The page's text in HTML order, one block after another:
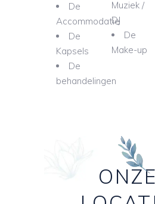
De
Accommodatie
De
Kapsels
De
behandelingen
Muziek /
DJ
De
Make-up
ONZE